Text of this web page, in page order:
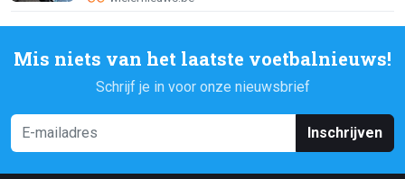
Mis niets van het laatste voetbalnieuws!
Schrijf je in voor onze nieuwsbrief
Inschrijven